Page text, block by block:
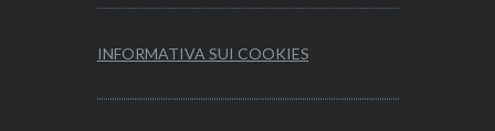
INFORMATIVA SUI COOKIES